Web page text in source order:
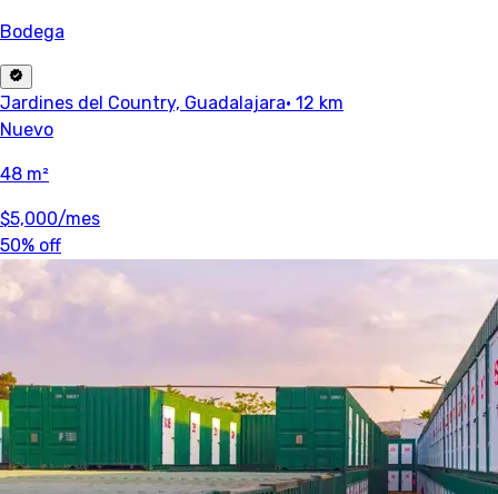
Bodega
Jardines del Country, Guadalajara· 12 km
Nuevo
48 m²
$5,000/mes
50% off